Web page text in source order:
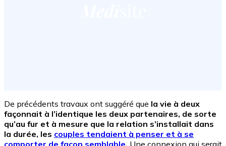
De précédents travaux ont suggéré que la vie à deux
façonnait à l’identique les deux partenaires, de sorte
qu’au fur et à mesure que la relation s’installait dans
la durée, les couples tendaient à penser et à se